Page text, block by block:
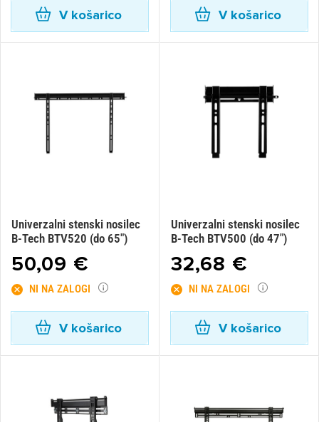
V košarico V košarico
Univerzalni stenski nosilec
B-Tech BTV520 (do 65")
50,09 €
NI NA ZALOGI
V košarico
Univerzalni stenski nosilec
B-Tech BTV500 (do 47")
32,68 €
NI NA ZALOGI
V košarico